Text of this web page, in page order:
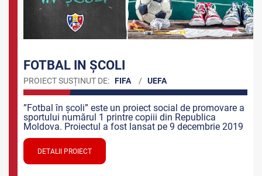
FOTBAL IN ȘCOLI
PROIECT SUSȚINUT DE: FIFA / UEFA
”Fotbal în școli” este un proiect social de promovare a
sportului numărul 1 printre copiii din Republica
Moldova. Proiectul a fost lansat pe 9 decembrie 2019
și face parte din ciclul de campanii privind dezvoltarea
fotbalului și a sportului în general în rândurile copiilor,
a modului sănătos de viață.
DETALII PROIECT